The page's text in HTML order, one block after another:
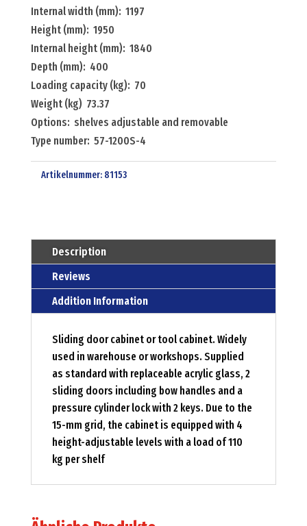
Internal width (mm): 1197
Height (mm): 1950
Internal height (mm): 1840
Depth (mm): 400
Loading capacity (kg): 70
Weight (kg) 73.37
Options: shelves adjustable and removable
Type number: 57-1200S-4
Artikelnummer: 81153
Description
Reviews
Addition Information
Sliding door cabinet or tool cabinet. Widely
used in warehouse or workshops. Supplied
as standard with replaceable acrylic glass, 2
sliding doors including bow handles and a
pressure cylinder lock with 2 keys. Due to the
15-mm grid, the cabinet is equipped with 4
height-adjustable levels with a load of 110
kg per shelf